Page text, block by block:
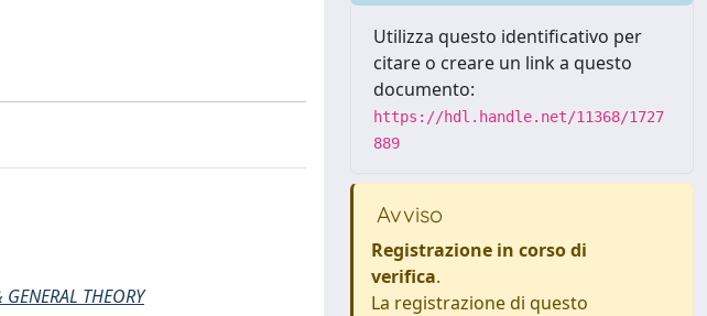
THEORY
Utilizza questo identificativo per
citare o creare un link a questo
documento:
https://hdl.handle.net/11368/1727
889
Avviso
Registrazione in corso di
verifica.
La registrazione di questo